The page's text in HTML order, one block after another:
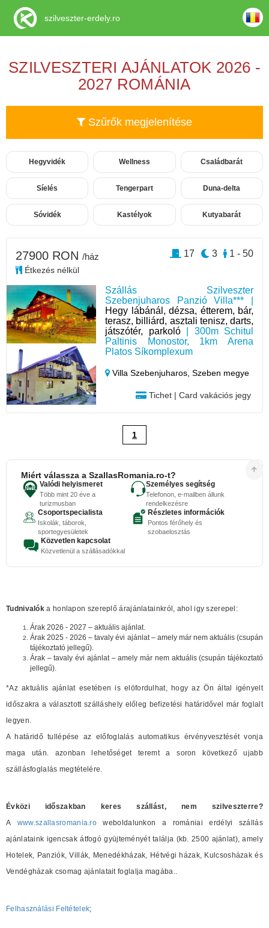
SZILVESZTERI AJÁNLATOK 2026 -
2027 ROMÁNIA
Szűrők megjelenítése
Hegyvidék Wellness Családbarát
Síelés Tengerpart Duna-delta
Sóvidék Kastélyok Kutyabarát
Szállás Szilveszter
Szebenjuharos Panzió Villa*** |
Hegy lábánál, dézsa, étterem, bár,
terasz, billiárd, asztali tenisz, darts,
játszótér, parkoló| 300m Schitul
Paltinis Monostor, 1km Arena
Platos Síkomplexum
Villa Szebenjuharos,Szeben megye
Tichet | Card vakációs jegy
27900 RON /ház
Étkezés nélkül
1 - 50
3
17
1
Miért válassza a SzallasRomania.ro-t?
Valódi helyismeret
Több mint 20 éve a
turizmusban
Személyes segítség
Telefonon, e-mailben állunk
rendelkezésre
Csoportspecialista
Iskolák, táborok,
sportegyesületek
Részletes információk
Pontos férőhely és
szobaelosztás
Közvetlen kapcsolat
Közvetlenül a szállásadókkal
Tudnivalók a honlapon szereplő árajánlatainkról, ahol igy szerepel:
Árak 2026 - 2027 – aktuális ajánlat.
Árak 2025 - 2026 – tavaly évi ajánlat – amely már nem aktuális (csupán
tájékoztató jellegű).
Árak – tavaly évi ajánlat – amely már nem aktuális (csupán tájékoztató
jellegű).
*Az aktuális ajánlat esetében is elöfordulhat, hogy az Ön által igényelt
időszakra a választott szálláshely előleg befizetési határidővel már foglalt
legyen.
A határidő tullépése az előfoglalás automatikus érvényvesztését vonja
maga után. azonban lehetőséget teremt a soron következő ujabb
szállásfoglalás megtételére.
Évközi időszakban keres szállást, nem szilveszterre?
A www.szallasromania.ro weboldalunkon a romániai erdélyi szállás
ajánlataink igencsak átfogó gyüjteményét találja (kb. 2500 ajánlat), amely
Hotelek, Panziók, Villák, Menedékházak, Hétvégi házak, Kulcsosházak és
Vendégházak csomag ajánlatait foglalja magába..
Felhasználási Feltételek;
szilveszter-erdely.ro